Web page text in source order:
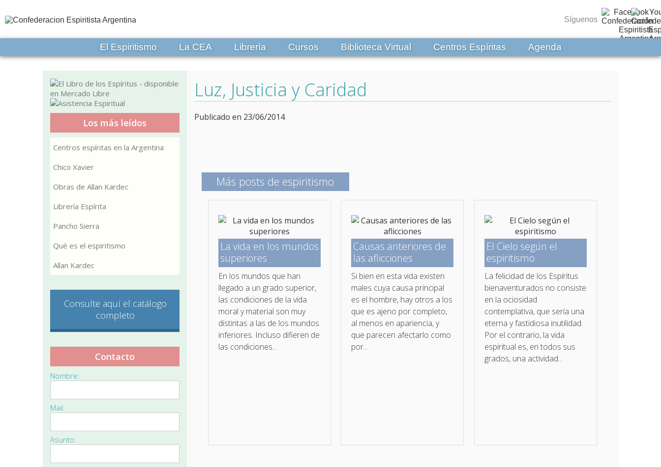
Síguenos
El Espiritismo La CEA Librería Cursos Biblioteca Virtual Centros Espíritas Agenda
Luz, Justicia y Caridad
Publicado en 23/06/2014
Más posts de espiritismo
La vida en los mundos
superiores
En los mundos que han
llegado a un grado superior,
las condiciones de la vida
moral y material son muy
distintas a las de los mundos
inferiores. Incluso difieren de
las condiciones...
Causas anteriores de
las aflicciones
Si bien en esta vida existen
males cuya causa principal
es el hombre, hay otros a los
que es ajeno por completo,
al menos en apariencia, y
que parecen afectarlo como
por...
El Cielo según el
espiritismo
La felicidad de los Espíritus
bienaventurados no con­siste
en la ociosidad
contemplativa, que sería una
eterna y fastidiosa inutilidad.
Por el contrario, la vida
espiritual es, en todos sus
grados, una actividad...
Los más leídos
Centros espíritas en la Argentina
Chico Xavier
Obras de Allan Kardec
Librería Espírita
Pancho Sierra
Qué es el espiritismo
Allan Kardec
Consulte aquí el catálogo
completo
Contacto
Nombre:
Mail:
Asunto: